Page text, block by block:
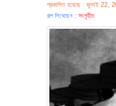
প্রকাশিত হয়েছে : জুলাই 22,
গল্প লিখেছেন : সংগৃহীত